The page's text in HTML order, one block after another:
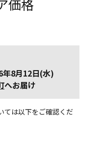
価格
年8月12日(水)
へお届け
ては以下をご確認くだ